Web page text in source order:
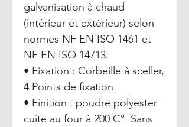
galvanisation à chaud
(intérieur et extérieur) selon
normes NF EN ISO 1461 et
NF EN ISO 14713.
• Fixation : Corbeille à sceller,
4 Points de fixation.
• Finition : poudre polyester
cuite au four à 200 C°. Sans